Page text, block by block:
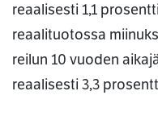
reaalisesti 1,1
reaalituotossa
reilun 10 vuoden
reaalisesti 3,3